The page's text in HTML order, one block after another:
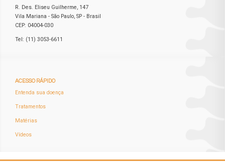
R. Des. Eliseu Guilherme, 147
Vila Mariana - São Paulo, SP - Brasil
CEP: 04004-030
Tel: (11) 3053-6611
ACESSO RÁPIDO
Entenda sua doença
Tratamentos
Matérias
Vídeos